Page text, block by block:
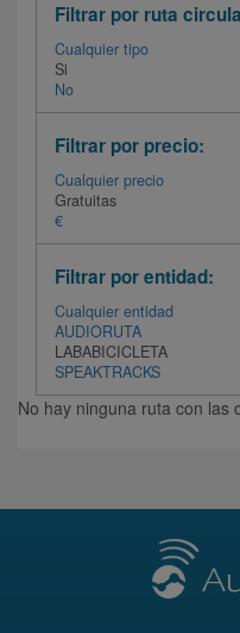
Filtrar por ruta
Cualquier tipo
Si
No
Filtrar por precio:
Cualquier precio
Gratuitas
€
Filtrar por entidad:
Cualquier entidad
AUDIORUTA
LABABICICLETA
SPEAKTRACKS
No hay ninguna ruta con las